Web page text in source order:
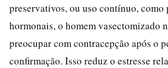
preservativos, ou uso contínuo, como
hormonais, o homem vasectomizado
preocupar com contracepção após o
confirmação. Isso reduz o estresse